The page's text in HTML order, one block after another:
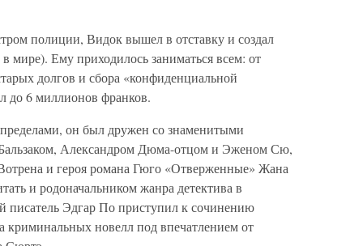
полиции, Видок вышел в отставку и создал
мире). Ему приходилось заниматься всем: от
долгов и сбора «конфиденциальной
до 6 миллионов франков.
он был дружен со знаменитыми
Александром Дюма-отцом и Эженом Сю,
и героя романа Гюго «Отверженные» Жана
и родоначальником жанра детектива в
писатель Эдгар По приступил к сочинению
криминальных новелл под впечатлением от